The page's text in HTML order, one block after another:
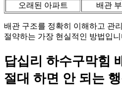
오래된 아파트
배관
배관 구조를 정확히 이해하고 관
절약하는 가장 현실적인 방법입니
답십리 하수구막힘
절대 하면 안 되는